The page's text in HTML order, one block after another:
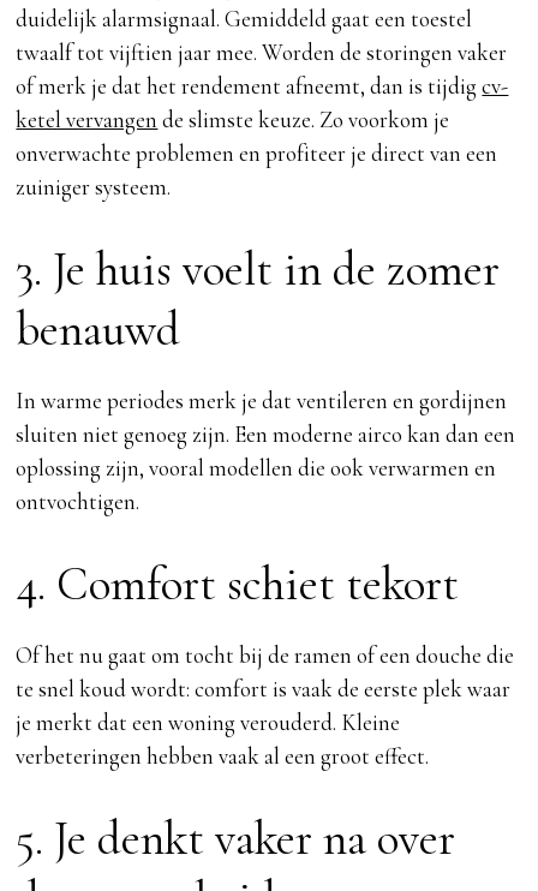
duidelijk alarmsignaal. Gemiddeld gaat een toestel
twaalf tot vijftien jaar mee. Worden de storingen vaker
of merk je dat het rendement afneemt, dan is tijdigcv-
ketel vervangen de slimste keuze. Zo voorkom je
onverwachte problemen en profiteer je direct van een
zuiniger systeem.
3. Je huis voelt in de zomer
benauwd
In warme periodes merk je dat ventileren en gordijnen
sluiten niet genoeg zijn. Een moderne airco kan dan een
oplossing zijn, vooral modellen die ook verwarmen en
ontvochtigen.
4. Comfort schiet tekort
Of het nu gaat om tocht bij de ramen of een douche die
te snel koud wordt: comfort is vaak de eerste plek waar
je merkt dat een woning verouderd. Kleine
verbeteringen hebben vaak al een groot effect.
5. Je denkt vaker na over